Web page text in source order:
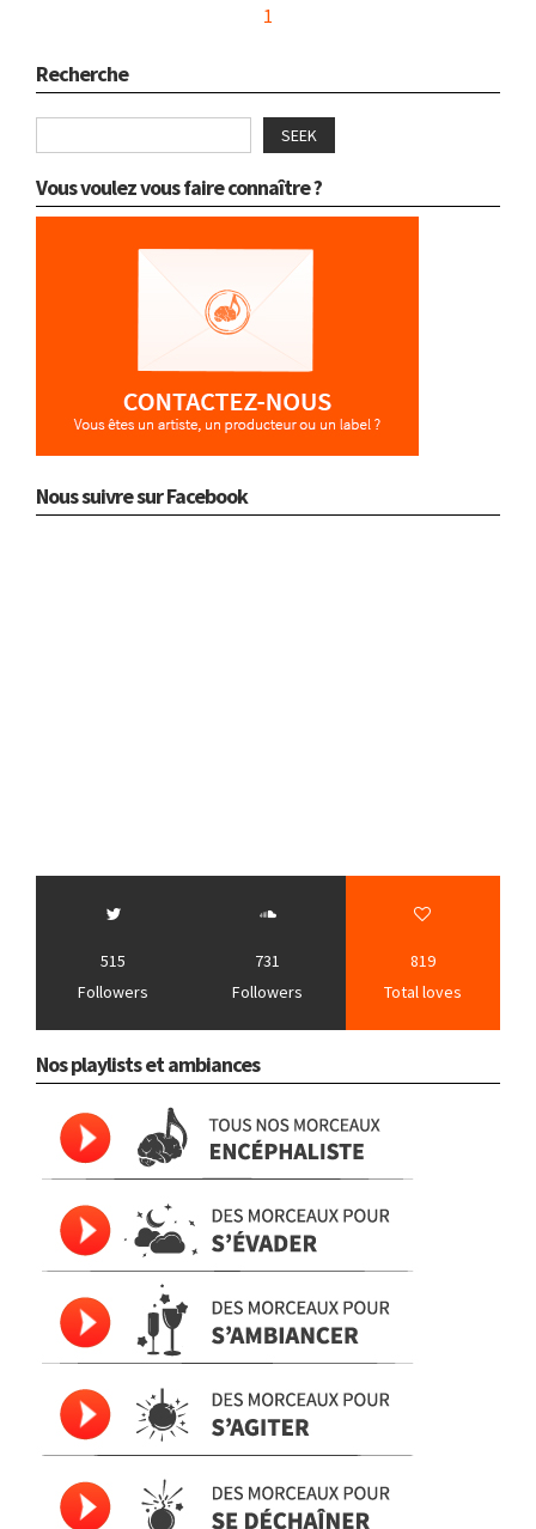
1
Recherche
SEEK
Vous voulez vous faire connaître ?
Nous suivre sur Facebook
515
Followers
731
Followers
819
Total loves
Nos playlists et ambiances